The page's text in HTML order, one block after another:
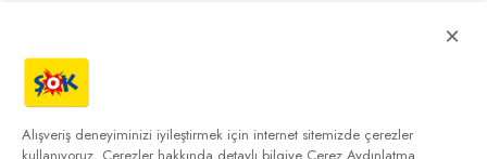
×
Alışveriş deneyiminizi iyileştirmek için internet sitemizde çerezler